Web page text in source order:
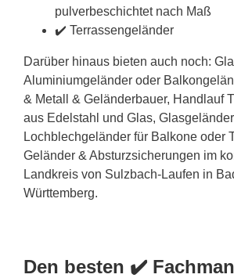
pulverbeschichtet nach Maß
✔️ Terrassengeländer
Darüber hinaus bieten auch noch:
Aluminiumgeländer oder
& Metall & Geländerbauer, Handlauf
aus Edelstahl und Glas,
Lochblechgeländer für Balkone oder
Geländer & Absturzsicherungen im
Landkreis von Sulzbach-Laufen in
Württemberg.
Den besten ✔️